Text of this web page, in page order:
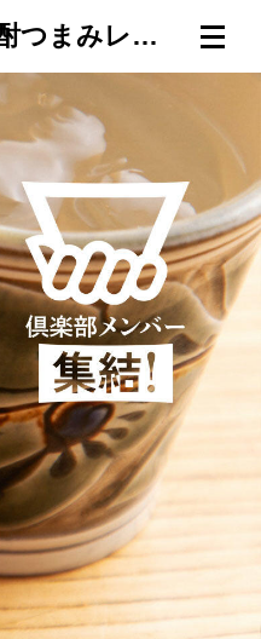
ログイン だしが沁み旨！ふわふわトロトロで、食感が夢見心地な「南関揚げとはんぺんの煮物」／「焼酎つまみレシピ＠八丁堀だけん」